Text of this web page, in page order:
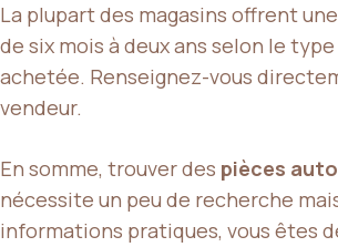
La plupart des magasins offrent
de six mois à deux ans selon le
achetée. Renseignez-vous
vendeur.
En somme, trouver des pièces
nécessite un peu de recherche
informations pratiques, vous êtes